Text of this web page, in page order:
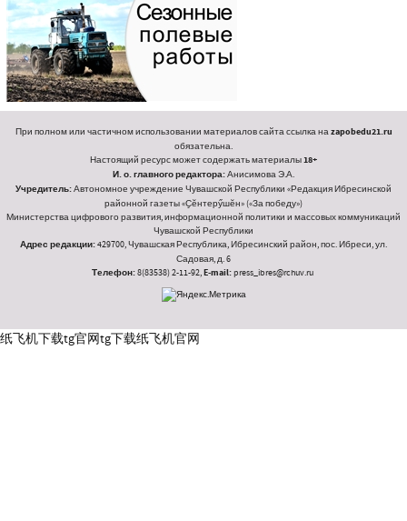
При полном или частичном использовании материалов сайта ссылка наzapobedu21.ru
обязательна.
Настоящий ресурс может содержать материалы18+
И. о. главного редактора:Анисимова Э.А.
Учредитель:Автономное учреждение Чувашской Республики «Редакция Ибресинской
районной газеты «Ҫӗнтерӳшӗн» («За победу»)
Министерства цифрового развития, информационной политики и массовых коммуникаций
Чувашской Республики
Адрес редакции:429700, Чувашская Республика, Ибресинский район, пос. Ибреси, ул.
Садовая, д. 6
Телефон:8(83538) 2-11-92,E-mail:press_ibres@rchuv.ru
纸飞机下载tg官网tg下载纸飞机官网